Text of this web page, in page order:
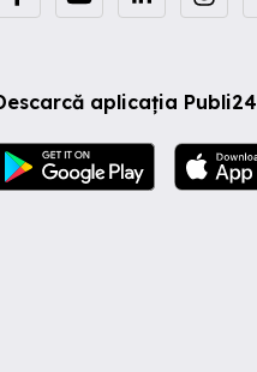
aplicația Publi24